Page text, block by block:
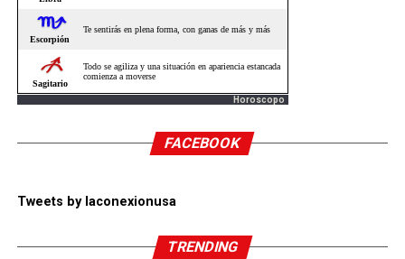
Horoscopo
FACEBOOK
Tweets by laconexionusa
TRENDING